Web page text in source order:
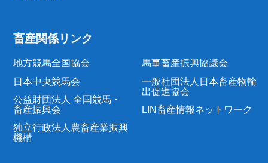
畜産関係リンク
地方競馬全国協会
日本中央競馬会
公益財団法人 全国競馬・
畜産振興会
独立行政法人農畜産業振興
機構
馬事畜産振興協議会
一般社団法人日本畜産物輸
出促進協会
LIN畜産情報ネットワーク